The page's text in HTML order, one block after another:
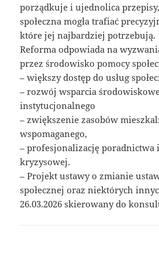
porządkuje i ujednolica
społeczna mogła trafiać
które jej najbardziej potrzebują.
Reforma odpowiada na
przez środowisko pomocy
– większy dostęp do usług
– rozwój wsparcia
instytucjonalnego
– zwiększenie zasobów
wspomaganego,
– profesjonalizację
kryzysowej.
– Projekt ustawy o zmianie
społecznej oraz niektórych
26.03.2026 skierowany do